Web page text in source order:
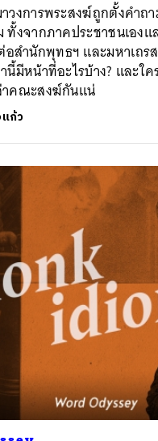
วงการพระสงฆ์ถูกตั้งคำถ
งจากภาคประชาชนเองแ
สำนักพุทธฯ และมหาเถร
นี้มีหน้าที่อะไรบ้าง? และใ
าคณะสงฆ์กันแน่
ก้ว